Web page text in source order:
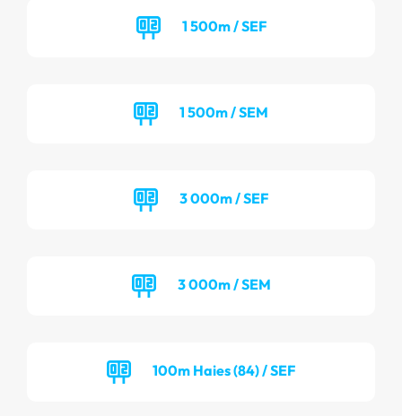
1 500m / SEF
1 500m / SEM
3 000m / SEF
3 000m / SEM
100m Haies (84) / SEF